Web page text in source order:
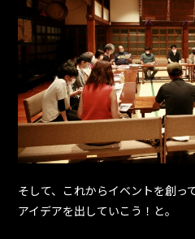
そして、これからイベントを創っ
アイデアを出していこう！と。